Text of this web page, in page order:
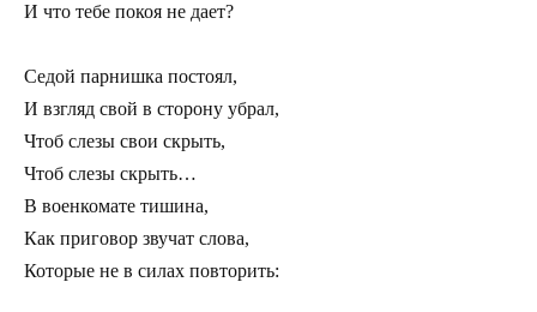
И что тебе покоя не дает?
Седой парнишка постоял,
И взгляд свой в сторону убрал,
Чтоб слезы свои скрыть,
Чтоб слезы скрыть…
В военкомате тишина,
Как приговор звучат слова,
Которые не в силах повторить: